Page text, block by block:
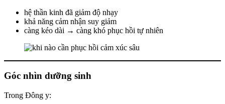
hệ thần kinh đã giảm độ nhạy
khả năng cảm nhận suy giảm
càng kéo dài → càng khó phục hồi tự nhiên
Góc nhìn dưỡng sinh
Trong Đông y: